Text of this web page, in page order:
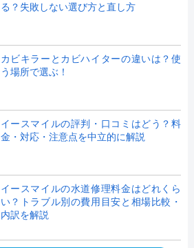
る？失敗しない選び方と直し方
カビキラーとカビハイターの違いは？使
う場所で選ぶ！
イースマイルの評判・口コミはどう？料
金・対応・注意点を中立的に解説
イースマイルの水道修理料金はどれくら
い？トラブル別の費用目安と相場比較・
内訳を解説